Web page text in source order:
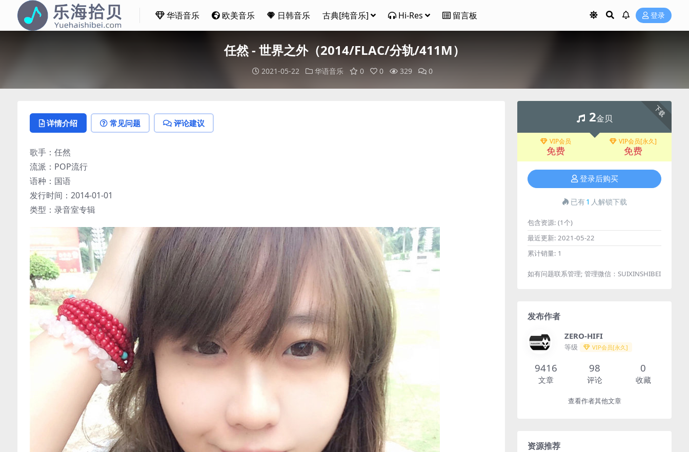
华语音乐 欧美音乐 日韩音乐 古典[纯音乐] Hi-Res 留言板 登录
任然 - 世界之外（2014/FLAC/分轨/411M）
2021-05-22 华语音乐 0 0 329 0
详情介绍 常见问题 评论建议
歌手：任然
流派：POP流行
语种：国语
发行时间：2014-01-01
类型：录音室专辑
下载
2金贝
VIP会员
免费
VIP会员[永久]
免费
登录后购买
已有1 人解锁下载
包含资源: (1个)
最近更新: 2021-05-22
累计销量: 1
如有问题联系管理; 管理微信：SUIXINSHIBEI
发布作者
ZERO-HIFI
等级 VIP会员[永久]
9416
文章
98
评论
0
收藏
查看作者其他文章
资源推荐